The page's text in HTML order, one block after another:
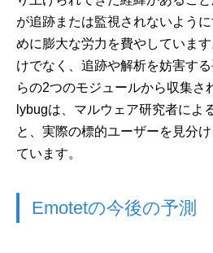
が追跡または監視されないよう
めに膨大な労力を費やしていま
けでなく、追跡や解析を妨害す
らの2つのモジュールから収集さ
lybugは、マルウェア研究者によ
と、実際の標的ユーザーを見分
ています。
Emotetの今後の予測